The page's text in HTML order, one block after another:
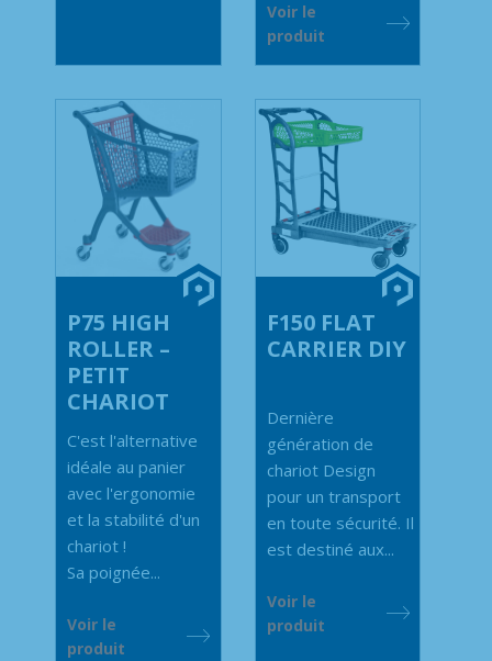
Voir le
produit
P75 HIGH
ROLLER –
PETIT
CHARIOT
C'est l'alternative
idéale au panier
avec l'ergonomie
et la stabilité d'un
chariot !
Sa poignée...
Voir le
produit
F150 FLAT
CARRIER DIY
Dernière
génération de
chariot Design
pour un transport
en toute sécurité. Il
est destiné aux...
Voir le
produit